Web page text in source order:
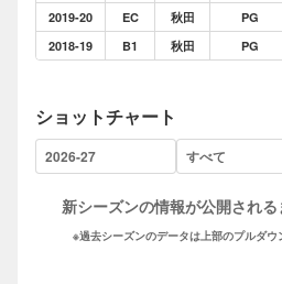
2019-20
EC 秋田 PG
2018-19
B1 秋田 PG
ショットチャート
新シーズンの情報が公開される
※過去シーズンのデータは上部のプルダウ